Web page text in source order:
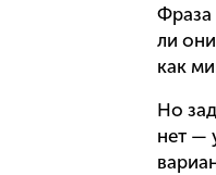
Фраза
ли
как
Но
нет —